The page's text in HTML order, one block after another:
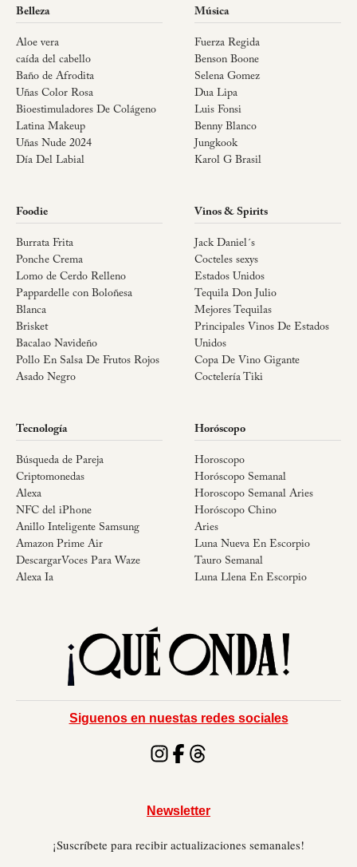
Belleza
Aloe vera
caída del cabello
Baño de Afrodita
Uñas Color Rosa
Bioestimuladores De Colágeno
Latina Makeup
Uñas Nude 2024
Día Del Labial
Música
Fuerza Regida
Benson Boone
Selena Gomez
Dua Lipa
Luis Fonsi
Benny Blanco
Jungkook
Karol G Brasil
Foodie
Burrata Frita
Ponche Crema
Lomo de Cerdo Relleno
Pappardelle con Boloñesa
Blanca
Brisket
Bacalao Navideño
Pollo En Salsa De Frutos Rojos
Asado Negro
Vinos & Spirits
Jack Daniel´s
Cocteles sexys
Estados Unidos
Tequila Don Julio
Mejores Tequilas
Principales Vinos De Estados
Unidos
Copa De Vino Gigante
Coctelería Tiki
Tecnología
Búsqueda de Pareja
Criptomonedas
Alexa
NFC del iPhone
Anillo Inteligente Samsung
Amazon Prime Air
DescargarVoces Para Waze
Alexa Ia
Horóscopo
Horoscopo
Horóscopo Semanal
Horoscopo Semanal Aries
Horóscopo Chino
Aries
Luna Nueva En Escorpio
Tauro Semanal
Luna Llena En Escorpio
Siguenos en nuestas redes sociales
Newsletter
¡Suscríbete para recibir actualizaciones semanales!